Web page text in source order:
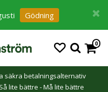
Gödning
0
säkra betalningsalternativ
Så lite bättre - Må lite bättre